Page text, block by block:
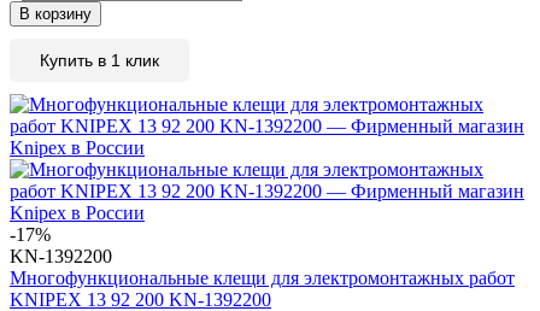
В корзину
Купить в 1 клик
-17%
KN-1392200
Многофункциональные клещи для электромонтажных работ
KNIPEX 13 92 200 KN-1392200